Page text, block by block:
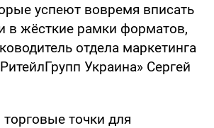
успеют вовремя вписать
в жёсткие рамки форматов,
отдела маркетинга
Украина» Сергей
точки для